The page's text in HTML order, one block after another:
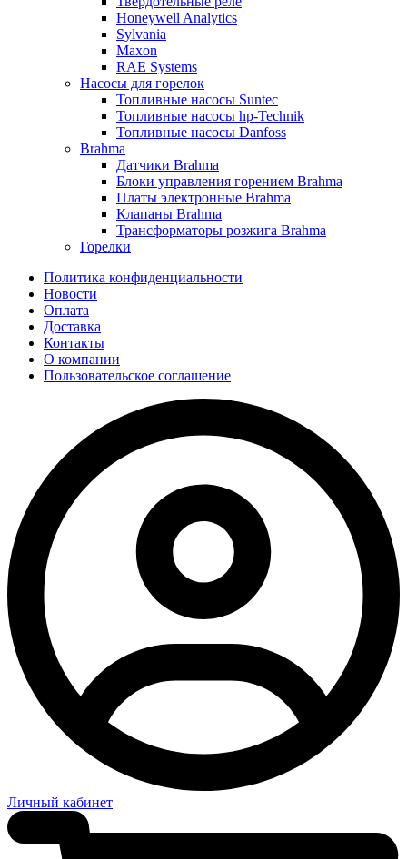
Honeywell Analytics
Sylvania
Maxon
RAE Systems
Насосы для горелок
Топливные насосы Suntec
Топливные насосы hp-Technik
Топливные насосы Danfoss
Brahma
Датчики Brahma
Блоки управления горением Brahma
Платы электронные Brahma
Клапаны Brahma
Трансформаторы розжига Brahma
Горелки
Политика конфиденциальности
Новости
Оплата
Доставка
Контакты
О компании
Пользовательское соглашение
Личный кабинет